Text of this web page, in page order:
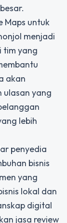
Maps untuk
menjadi
tim yang
akan
ulasan yang
lebih
penyedia
bisnis
yang
lokal dan
digital
jasa review